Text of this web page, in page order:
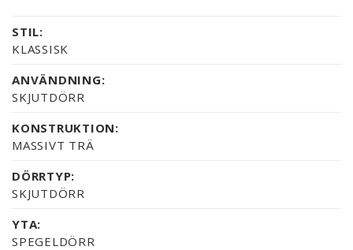
STIL:
KLASSISK
ANVÄNDNING:
SKJUTDÖRR
KONSTRUKTION:
MASSIVT TRÄ
DÖRRTYP:
SKJUTDÖRR
YTA:
SPEGELDÖRR